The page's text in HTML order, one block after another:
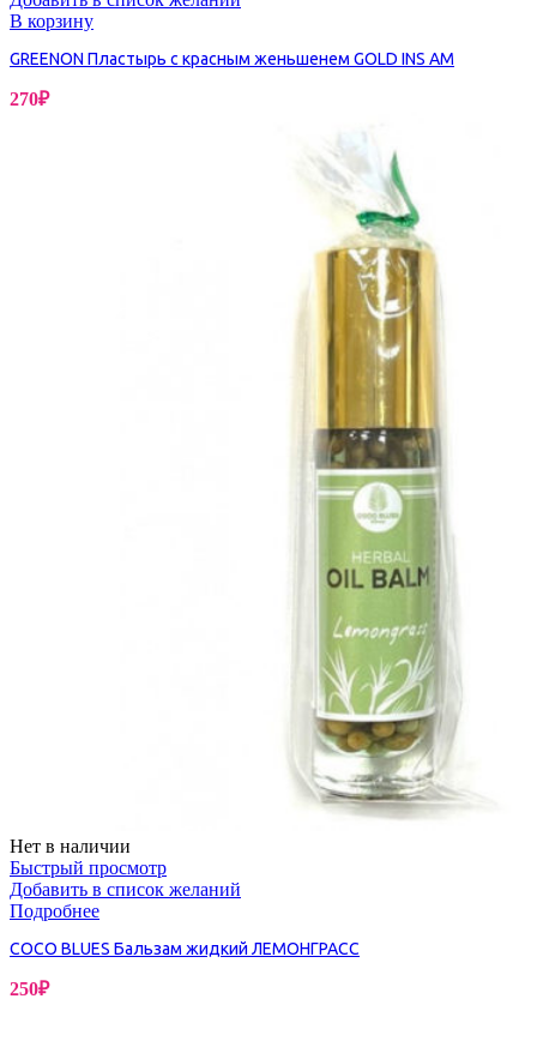
В корзину
GREENON Пластырь с красным женьшенем GOLD INS AM
270₽
Нет в наличии
Быстрый просмотр
Добавить в список желаний
Подробнее
COCO BLUES Бальзам жидкий ЛЕМОНГРАСС
250₽